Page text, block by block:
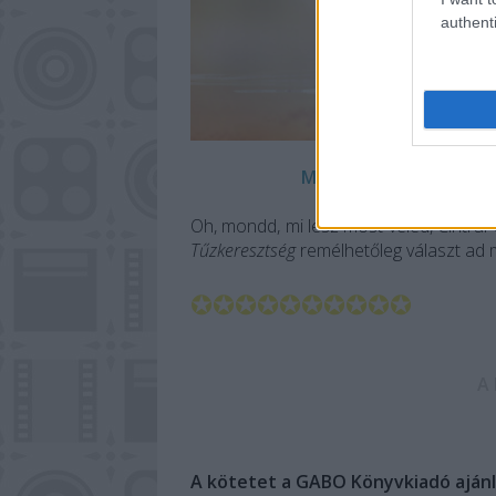
Magányosan a
Oh, mondd, mi lesz most veled,
Tűzkeresztségremélhetőleg választ ad
✪✪✪✪✪✪✪✪✪✪
A kötetet a GABO Könyvkiadó